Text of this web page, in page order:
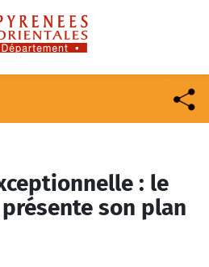
: le
son plan